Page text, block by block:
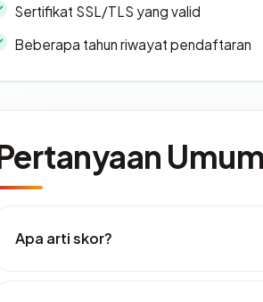
Sertifikat SSL/TLS yang valid
Beberapa tahun riwayat pendaftaran
Umum
Apa arti skor?